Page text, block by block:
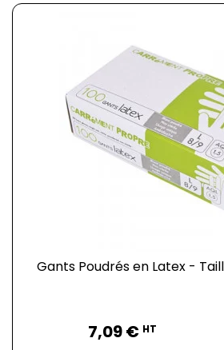
Gants Poudrés en Latex -
7,09 € HT